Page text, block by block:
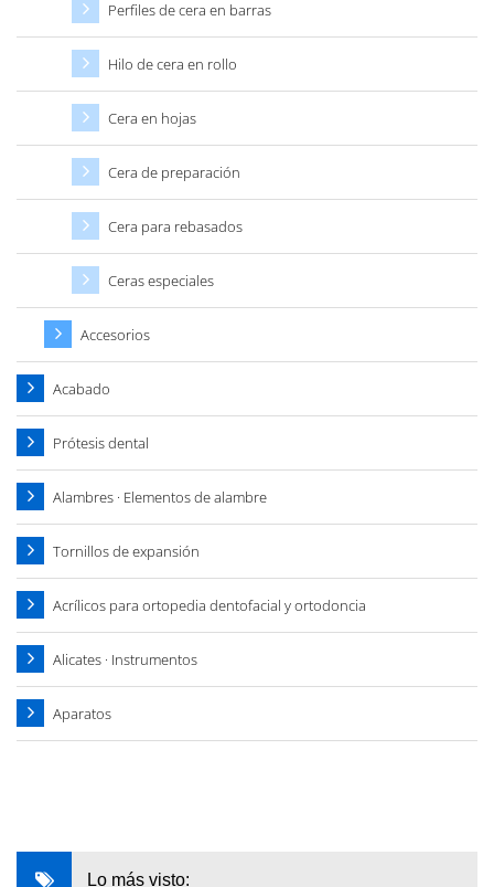
Perfiles de cera en barras
Hilo de cera en rollo
Cera en hojas
Cera de preparación
Cera para rebasados
Ceras especiales
Accesorios
Acabado
Prótesis dental
Alambres · Elementos de alambre
Tornillos de expansión
Acrílicos para ortopedia dentofacial y ortodoncia
Alicates · Instrumentos
Aparatos
Lo más visto: